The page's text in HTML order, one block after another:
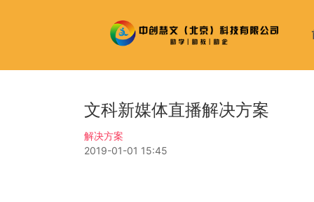
文科新媒体直播解决方案
解决方案
2019-01-01 15:45